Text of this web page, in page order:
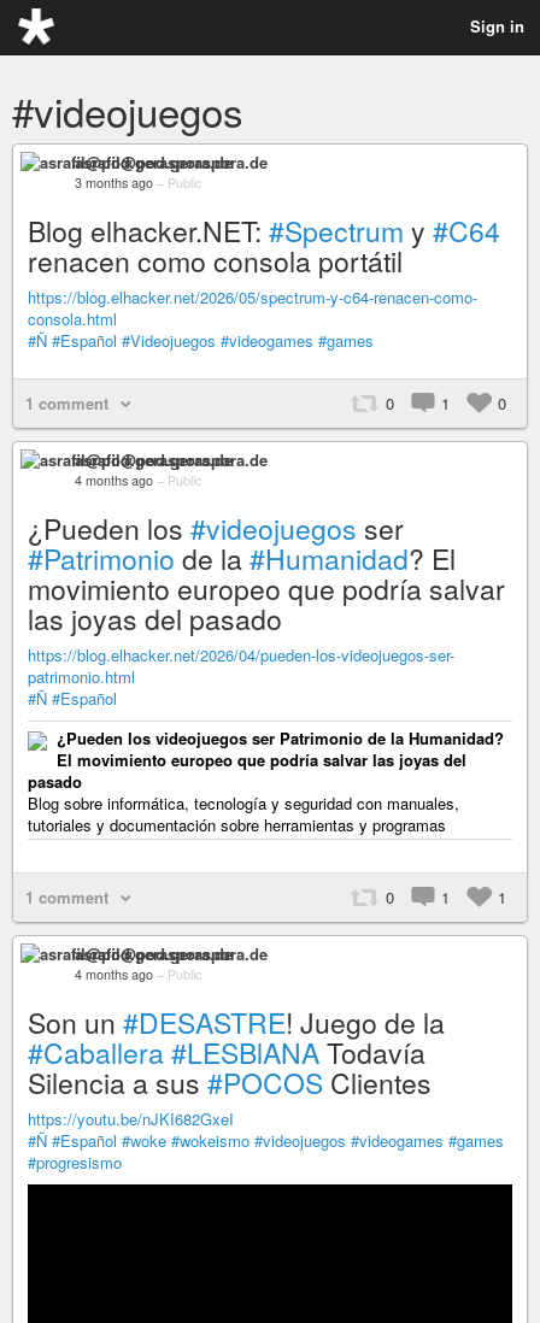
Sign in
#videojuegos
asrafil@pod.geraspora.de
3 months ago – Public
Blog elhacker.NET: #Spectrum y #C64
renacen como consola portátil
https://blog.elhacker.net/2026/05/spectrum-y-c64-renacen-como-
consola.html
#Ñ #Español #Videojuegos #videogames #games
1 comment 0 1 0
asrafil@pod.geraspora.de
4 months ago – Public
¿Pueden los #videojuegos ser
#Patrimonio de la#Humanidad? El
movimiento europeo que podría salvar
las joyas del pasado
https://blog.elhacker.net/2026/04/pueden-los-videojuegos-ser-
patrimonio.html
#Ñ #Español
¿Pueden los videojuegos ser Patrimonio de la Humanidad?
El movimiento europeo que podría salvar las joyas del
pasado
Blog sobre informática, tecnología y seguridad con manuales,
tutoriales y documentación sobre herramientas y programas
1 comment 0 1 1
asrafil@pod.geraspora.de
4 months ago – Public
Son un #DESASTRE! Juego de la
#Caballera#LESBlANATodavía
Silencia a sus #POCOS Clientes
https://youtu.be/nJKI682GxeI
#Ñ #Español #woke #wokeismo #videojuegos #videogames #games
#progresismo